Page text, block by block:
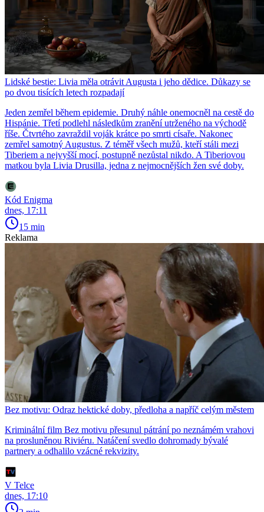
Lidské bestie: Livia měla otrávit Augusta i jeho dědice. Důkazy se
po dvou tisících letech rozpadají
Jeden zemřel během epidemie. Druhý náhle onemocněl na cestě do
Hispánie. Třetí podlehl následkům zranění utrženého na východě
říše. Čtvrtého zavraždil voják krátce po smrti císaře. Nakonec
zemřel samotný Augustus. Z téměř všech mužů, kteří stáli mezi
Tiberiem a nejvyšší mocí, postupně nezůstal nikdo. A Tiberiovou
matkou byla Livia Drusilla, jedna z nejmocnějších žen své doby.
Kód Enigma
dnes, 17:11
15 min
Reklama
Bez motivu: Odraz hektické doby, předloha a napříč celým městem
Kriminální film Bez motivu přesunul pátrání po neznámém vrahovi
na prosluněnou Riviéru. Natáčení svedlo dohromady bývalé
partnery a odhalilo vzácné rekvizity.
V Telce
dnes, 17:10